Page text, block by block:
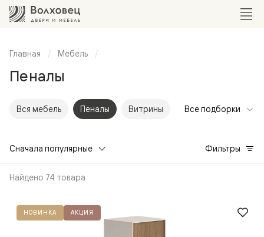
Главная Мебель
Пеналы
Вся мебель Пеналы Витрины Все подборки
Сначала популярные Фильтры
Найдено 74 товара
НОВИНКА АКЦИЯ